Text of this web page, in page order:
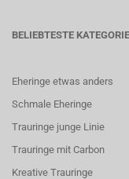
BELIEBTESTE
Eheringe etwas anders
Schmale Eheringe
Trauringe junge Linie
Trauringe mit Carbon
Kreative Trauringe